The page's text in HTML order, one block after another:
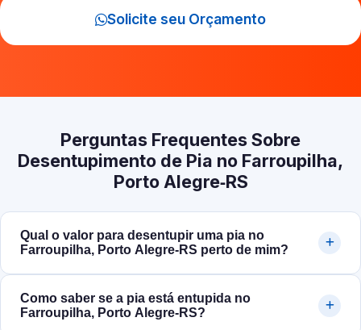
Solicite seu Orçamento
Perguntas Frequentes Sobre
Desentupimento de Pia no Farroupilha,
Porto Alegre‑RS
Qual o valor para desentupir uma pia no
Farroupilha, Porto Alegre‑RS perto de mim?
Como saber se a pia está entupida no
Farroupilha, Porto Alegre‑RS?